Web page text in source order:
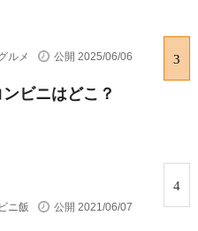
ルメ 公開 2025/06/06
ビニはどこ？
ニ飯 公開 2021/06/07
3
4